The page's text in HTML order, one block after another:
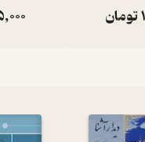
تومان